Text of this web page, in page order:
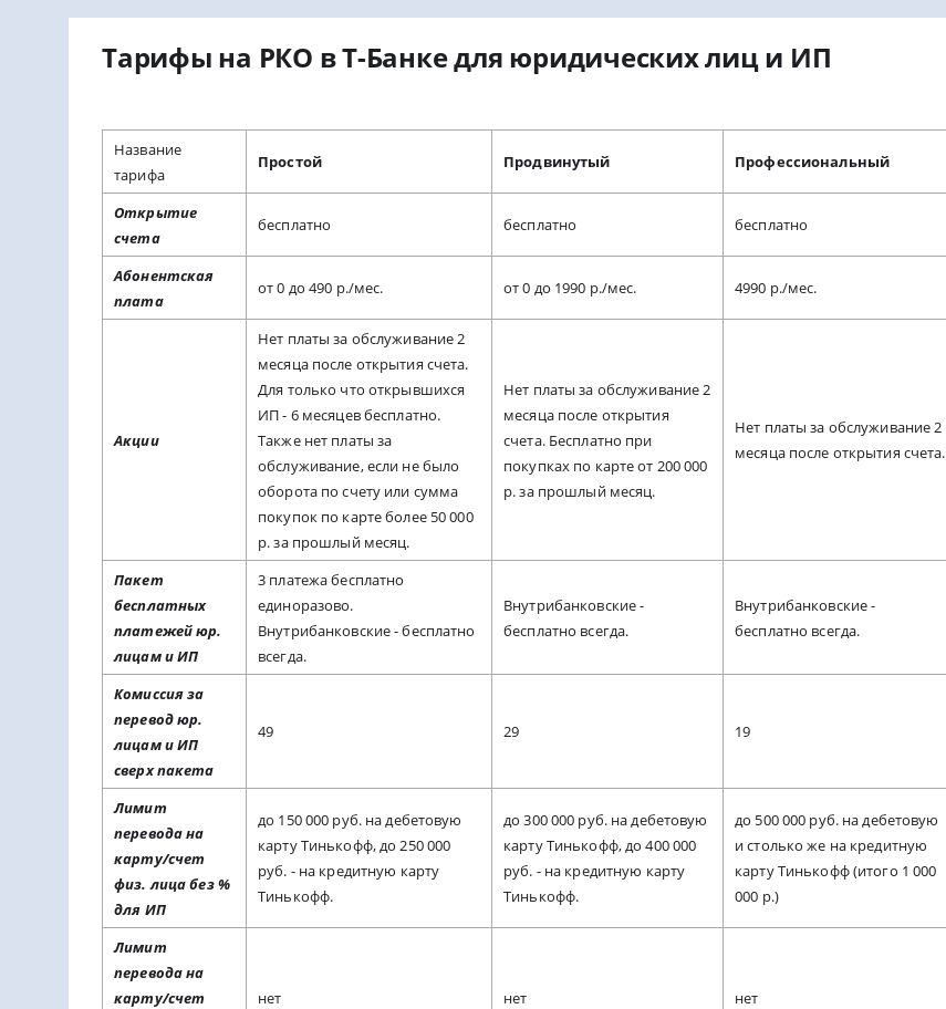
Тарифы на РКО в Т-Банке для юридических лиц и ИП
Название
тарифа
Простой Продвинутый Профессиональный
Открытие
счета
бесплатно бесплатно бесплатно
Абонентская
плата
от 0 до 490 р./мес. от 0 до 1990 р./мес. 4990 р./мес.
Акции
Нет платы за обслуживание 2
месяца после открытия счета.
Для только что открывшихся
ИП - 6 месяцев бесплатно.
Также нет платы за
обслуживание, если не было
оборота по счету или сумма
покупок по карте более 50 000
р. за прошлый месяц.
Нет платы за обслуживание 2
месяца после открытия
счета. Бесплатно при
покупках по карте от 200 000
р. за прошлый месяц.
Нет платы за обслуживание 2
месяца после открытия счета.
Пакет
бесплатных
платежей юр.
лицам и ИП
3 платежа бесплатно
единоразово.
Внутрибанковские - бесплатно
всегда.
Внутрибанковские -
бесплатно всегда.
Внутрибанковские -
бесплатно всегда.
Комиссия за
перевод юр.
лицам и ИП
сверх пакета
49 29 19
Лимит
перевода на
карту/счет
физ. лица без %
для ИП
до 150 000 руб. на дебетовую
карту Тинькофф, до 250 000
руб. - на кредитную карту
Тинькофф.
до 300 000 руб. на дебетовую
карту Тинькофф, до 400 000
руб. - на кредитную карту
Тинькофф.
до 500 000 руб. на дебетовую
и столько же на кредитную
карту Тинькофф (итого 1 000
000 р.)
Лимит
перевода на
карту/счет
нет нет нет